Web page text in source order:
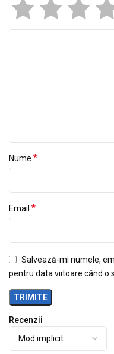
Recenzii
Nume *
Email *
Salvează-mi numele,
pentru data viitoare când o